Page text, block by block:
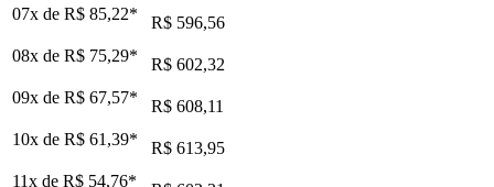
07x de R$ 85,22*
R$ 596,56
08x de R$ 75,29*
R$ 602,32
09x de R$ 67,57*
R$ 608,11
10x de R$ 61,39*
R$ 613,95
11x de R$ 54,76*